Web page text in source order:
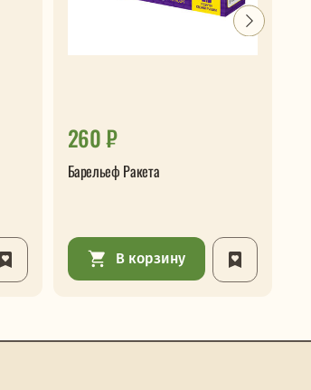
260 ₽
Барельеф Ракета
В корзину